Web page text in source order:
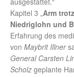
Kapitel 3 „Arm
Niedriglohn und
Erfahrung des
von Maybrit Illner
General Carsten
Scholz geplante